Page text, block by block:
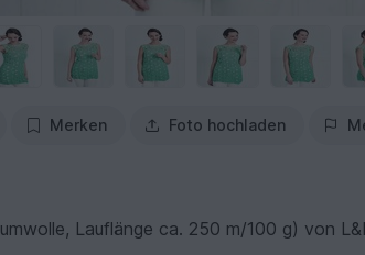
Merken Foto hochladen
Lauflänge ca. 250 m/100 g) von